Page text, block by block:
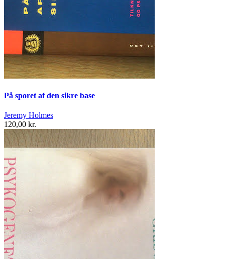
På sporet af den sikre base
Jeremy Holmes
120,00 kr.